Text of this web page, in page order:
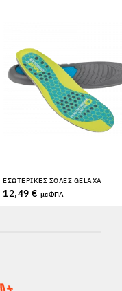
ΕΣΩΤΕΡΙΚΈΣ ΣΌΛΕΣ GELAXA
12,49 € με ΦΠΑ